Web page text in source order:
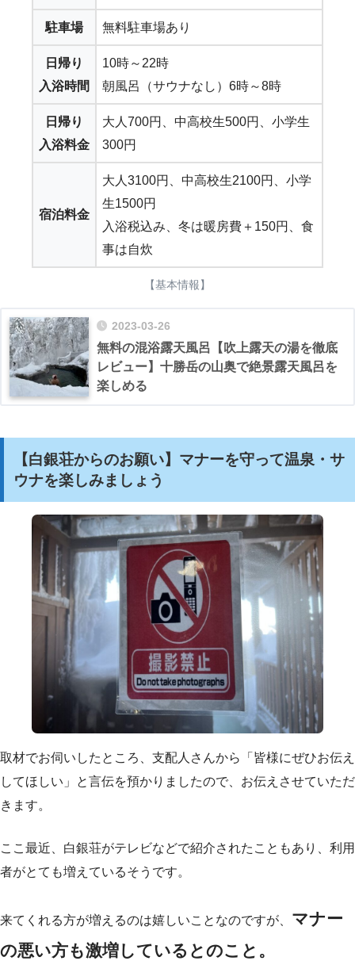
駐車場 無料駐車場あり
日帰り
入浴時間
10時～22時
朝風呂（サウナなし）6時～8時
日帰り
入浴料金
大人700円、中高校生500円、小学生
300円
宿泊料金
大人3100円、中高校生2100円、小学
生1500円
入浴税込み、冬は暖房費＋150円、食
事は自炊
【基本情報】
2023-03-26
無料の混浴露天風呂【吹上露天の湯を徹底
レビュー】十勝岳の山奥で絶景露天風呂を
楽しめる
【白銀荘からのお願い】マナーを守って温泉・サ
ウナを楽しみましょう
取材でお伺いしたところ、支配人さんから「皆様にぜひお伝え
してほしい」と言伝を預かりましたので、お伝えさせていただ
きます。
ここ最近、白銀荘がテレビなどで紹介されたこともあり、利用
者がとても増えているそうです。
来てくれる方が増えるのは嬉しいことなのですが、 マナー
の悪い方も激増しているとのこと。